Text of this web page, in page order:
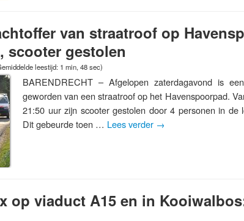
van straatroof op
scooter gestolen
leestijd: 1 min, 48 sec)
BARENDRECHT – Afgelopen zaterdagavond is
geworden van een straatroof op het Havenspoorpad.
21:50 uur zijn scooter gestolen door 4 personen in de
Dit gebeurde toen … Lees verder →
op viaduct A15 en in